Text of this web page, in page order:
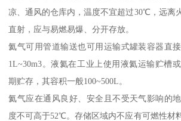
凉、通风的仓库内，温度不宜超过30℃，远离
直射，应与易燃易爆、分开存放。
氦气可用管道输送也可用运输式罐装容器直
1L~30m3。液氦在工业上使用液氦运输贮槽
期贮存，其容积一般100~500L。
氦气应在通风良好、安全且不受天气影响的
度不可高于52℃。存储区域内不应有可燃性材